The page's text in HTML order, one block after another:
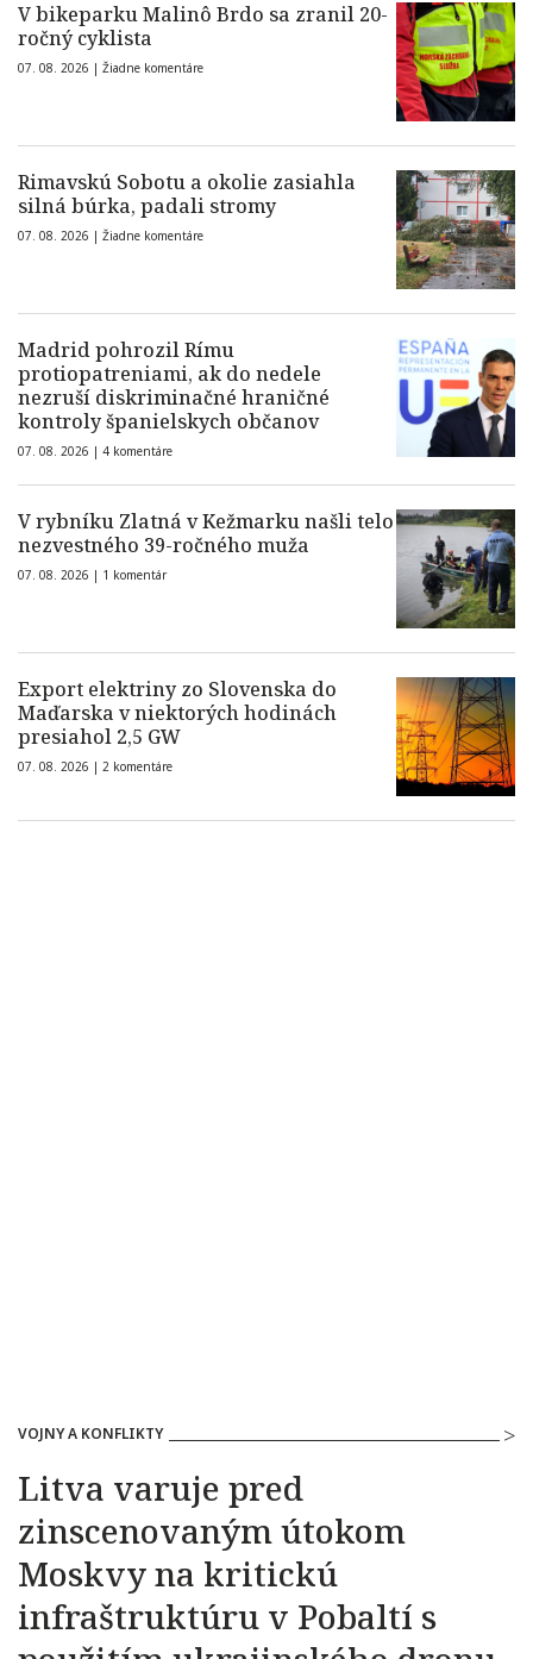
V bikeparku Malinô Brdo sa zranil 20-
ročný cyklista
07. 08. 2026 | Žiadne komentáre
Rimavskú Sobotu a okolie zasiahla
silná búrka, padali stromy
07. 08. 2026 | Žiadne komentáre
Madrid pohrozil Rímu
protiopatreniami, ak do nedele
nezruší diskriminačné hraničné
kontroly španielskych občanov
07. 08. 2026 | 4 komentáre
V rybníku Zlatná v Kežmarku našli telo
nezvestného 39-ročného muža
07. 08. 2026 | 1 komentár
Export elektriny zo Slovenska do
Maďarska v niektorých hodinách
presiahol 2,5 GW
07. 08. 2026 | 2 komentáre
VOJNY A KONFLIKTY
Litva varuje pred
zinscenovaným útokom
Moskvy na kritickú
infraštruktúru v Pobaltí s